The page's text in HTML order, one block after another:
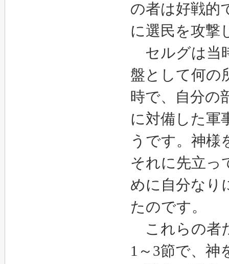
の者は好戦的
に選民を攻撃
セルグは当
盤として何の
時で、自分の
に対備した軍
うです。神様
それに先立っ
めに自分なり
たのです。
これらの者
1 ～ 3節で、神